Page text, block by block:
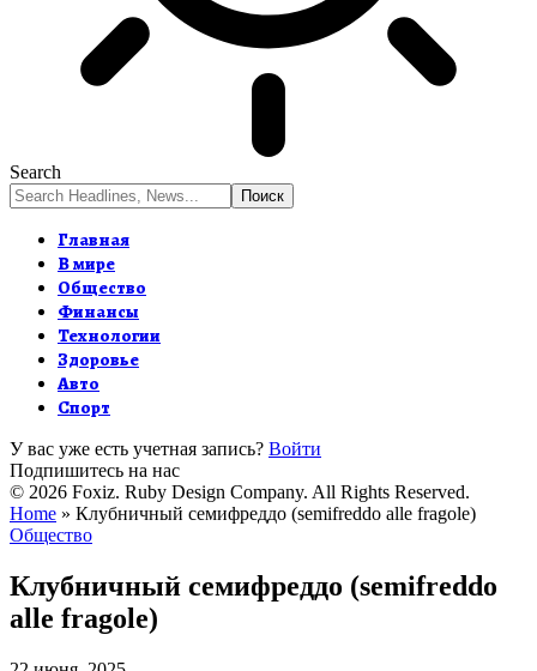
Search
Главная
В мире
Общество
Финансы
Технологии
Здоровье
Авто
Спорт
У вас уже есть учетная запись? Войти
Подпишитесь на нас
© 2026 Foxiz. Ruby Design Company. All Rights Reserved.
Home » Клубничный семифреддо (semifreddo alle fragole)
Общество
Клубничный семифреддо (semifreddo
alle fragole)